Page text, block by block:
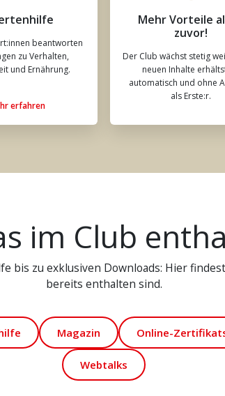
beantworten
zu Verhalten,
und Ernährung.
erfahren
Mehr Vorteile
zuvor!
Der Club wächst stetig
neuen Inhalte
automatisch und ohne
als Erste:r.
im Club
bis zu exklusiven Downloads: Hier
bereits enthalten sind.
Magazin Online-
Webtalks